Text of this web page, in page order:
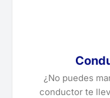
¿No puedes
conductor te